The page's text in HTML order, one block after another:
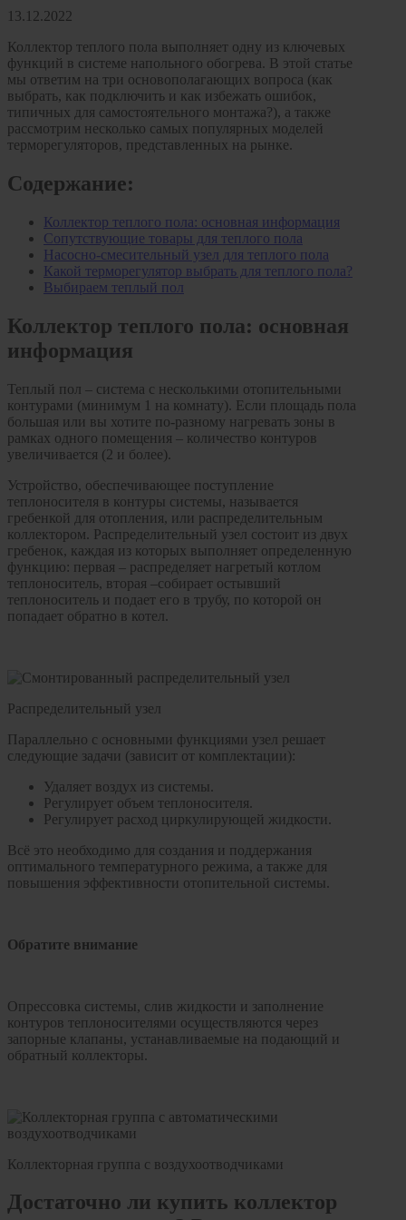
13.12.2022
Коллектор теплого пола выполняет одну из ключевых
функций в системе напольного обогрева. В этой статье
мы ответим на три основополагающих вопроса (как
выбрать, как подключить и как избежать ошибок,
типичных для самостоятельного монтажа?), а также
рассмотрим несколько самых популярных моделей
терморегуляторов, представленных на рынке.
Содержание:
Коллектор теплого пола: основная информация
Сопутствующие товары для теплого пола
Насосно-смесительный узел для теплого пола
Какой терморегулятор выбрать для теплого пола?
Выбираем теплый пол
Коллектор теплого пола: основная
информация
Теплый пол – система с несколькими отопительными
контурами (минимум 1 на комнату). Если площадь пола
большая или вы хотите по-разному нагревать зоны в
рамках одного помещения – количество контуров
увеличивается (2 и более).
Устройство, обеспечивающее поступление
теплоносителя в контуры системы, называется
гребенкой для отопления, или распределительным
коллектором. Распределительный узел состоит из двух
гребенок, каждая из которых выполняет определенную
функцию: первая – распределяет нагретый котлом
теплоноситель, вторая –собирает остывший
теплоноситель и подает его в трубу, по которой он
попадает обратно в котел.
Распределительный узел
Параллельно с основными функциями узел решает
следующие задачи (зависит от комплектации):
Удаляет воздух из системы.
Регулирует объем теплоносителя.
Регулирует расход циркулирующей жидкости.
Всё это необходимо для создания и поддержания
оптимального температурного режима, а также для
повышения эффективности отопительной системы.
Обратите внимание
Опрессовка системы, слив жидкости и заполнение
контуров теплоносителями осуществляются через
запорные клапаны, устанавливаемые на подающий и
обратный коллекторы.
Коллекторная группа с воздухоотводчиками
Достаточно ли купить коллектор
Алюминиевые радиаторы отопления
Биметаллические радиаторы отопления
Развернуть (4)
Раковины в ванную комнату
Кронштейны для раковины
Пьедестал для раковин в ванную
Раковины для ванной
Ревизионные люки
СЕРИЯ АРРЗ Аллюминиевый.выталкивающий
механизм(открытие нажатием). регулируемый
СЕРИЯ ЛН (скрытый)
Развернуть(1)
Сифоны и сливы
Гофрированные трубы для сифонов
Гофрированные трубы и манжеты для унитаза
Сифоны
Смесители и комплектующие
Россинка-ТВК
Смесители для ванной комнаты
Смесители для кухни
Унитазы. писсуары. биде
Комплектующие для унитазов и инсталляциий
Развернуть
Герметик. клей. пена
Изоляция для труб
Инструмент
Прокладки (Фум. лен. нить) и комплектующие